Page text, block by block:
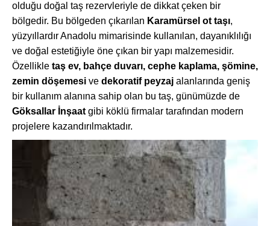
olduğu doğal taş rezervleriyle de dikkat çeken bir
bölgedir. Bu bölgeden çıkarılan Karamürsel ot taşı,
yüzyıllardır Anadolu mimarisinde kullanılan, dayanıklılığı
ve doğal estetiğiyle öne çıkan bir yapı malzemesidir.
Özellikle taş ev, bahçe duvarı, cephe kaplama, şömine,
zemin döşemesi ve dekoratif peyzaj alanlarında geniş
bir kullanım alanına sahip olan bu taş, günümüzde de
Göksallar İnşaat gibi köklü firmalar tarafından modern
projelere kazandırılmaktadır.